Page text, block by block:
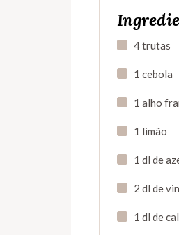
4 trutas
1 cebola
1 alho
1 limão
1 dl de
2 dl de
1 dl de